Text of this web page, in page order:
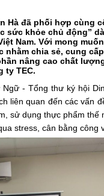
Hà đã phối hợp cùng
sức khỏe chủ động”
Nam. Với mong
nhằm chia sẻ, cung
nâng cao chất
ty TEC.
- Tổng thư ký hội
liên quan đến các vấn
sử dụng thực phẩm thế
stress, cân bằng công